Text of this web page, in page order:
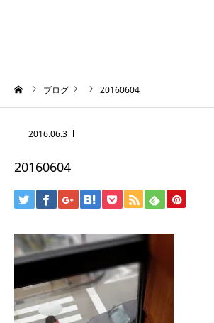
ブログ 20160604
2016.06.3
20160604
プロフィール
お問い合わせ